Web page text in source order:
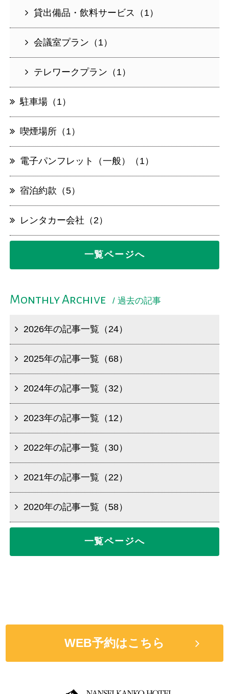
貸出備品・飲料サービス（1）
会議室プラン（1）
テレワークプラン（1）
駐車場（1）
喫煙場所（1）
電子パンフレット（一般）（1）
宿泊約款（5）
レンタカー会社（2）
一覧ページへ
Monthly Archive / 過去の記事
2026年の記事一覧（24）
2025年の記事一覧（68）
2024年の記事一覧（32）
2023年の記事一覧（12）
2022年の記事一覧（30）
2021年の記事一覧（22）
2020年の記事一覧（58）
一覧ページへ
WEB予約はこちら